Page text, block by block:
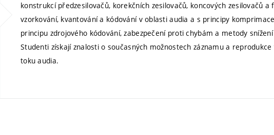
konstrukcí předzesilovačů, korekčních zesilovačů, koncových zesilovačů
vzorkování, kvantování a kódování v oblasti audia a s principy
principu zdrojového kódování, zabezpečení proti chybám a metody
Studenti získají znalosti o současných možnostech záznamu a
toku audia.